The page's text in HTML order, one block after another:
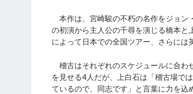
本作は、宮崎駿の不朽の名作をジョン
の初演から主人公の千尋を演じる橋本
によって日本での全国ツアー、さらには
稽古はそれぞれのスケジュールに合わ
を見せる4人だが、上白石は「稽古場で
ているので、同志です」と言葉に力を込